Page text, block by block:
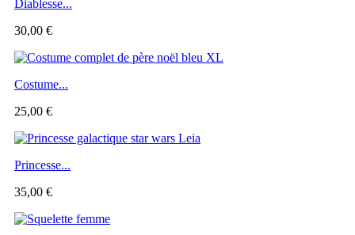
Diablesse...
30,00 €
Costume...
25,00 €
Princesse...
35,00 €